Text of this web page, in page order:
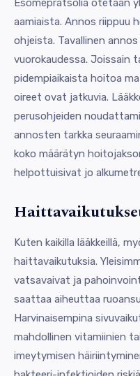
Esomepratsolia otetaan
aamiaista. Annos riippuu
ohjeista. Tavallinen
vuorokaudessa. Joissain
pidempiaikaista hoitoa
oireet ovat jatkuvia.
perusohjeiden
annosten tarkka
koko määrätyn
helpottuisivat jo
Kuten kaikilla lääkkeillä,
haittavaikutuksia.
vatsavaivat ja
saattaa aiheuttaa
Harvinaisempina
mahdollinen vitamiinien
imeytymisen